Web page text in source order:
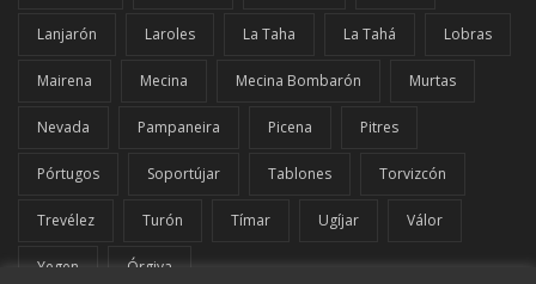
Lanjarón Laroles La Taha La Tahá Lobras
Mairena Mecina Mecina Bombarón Murtas
Nevada Pampaneira Picena Pitres
Pórtugos Soportújar Tablones Torvizcón
Trevélez Turón Tímar Ugíjar Válor
Yegen Órgiva